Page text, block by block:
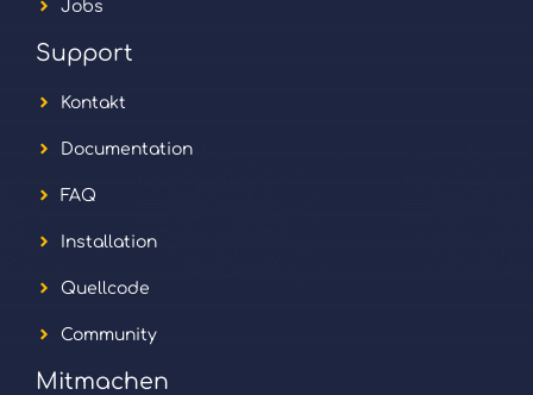
Jobs
Support
Kontakt
Documentation
FAQ
Installation
Quellcode
Community
Mitmachen